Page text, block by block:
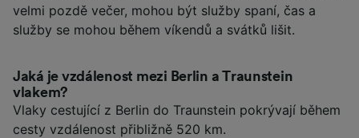
velmi pozdě večer, mohou být služby spaní, čas a
služby se mohou během víkendů a svátků lišit.
Jaká je vzdálenost mezi Berlin a Traunstein
vlakem?
Vlaky cestující z Berlin do Traunstein pokrývají během
cesty vzdálenost přibližně 520 km.